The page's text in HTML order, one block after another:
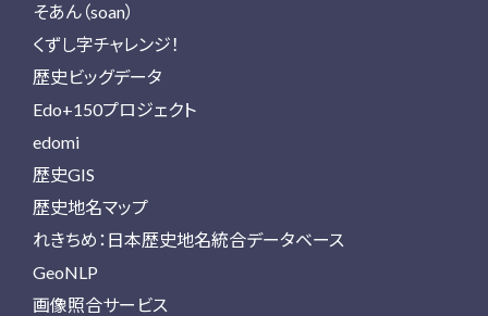
そあん（soan）
くずし字チャレンジ！
歴史ビッグデータ
Edo+150プロジェクト
edomi
歴史GIS
歴史地名マップ
れきちめ：日本歴史地名統合データベース
GeoNLP
画像照合サービス